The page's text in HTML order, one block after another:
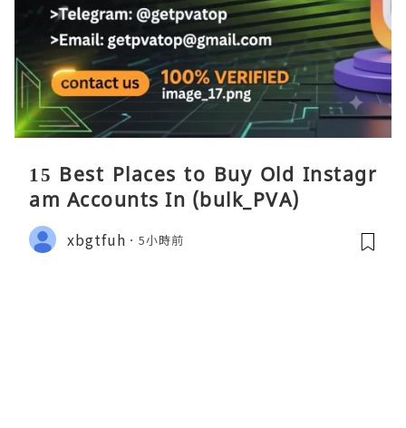
15 Best Places to Buy Old Instagr
am Accounts In (bulk_PVA)
xbgtfuh 5小時前